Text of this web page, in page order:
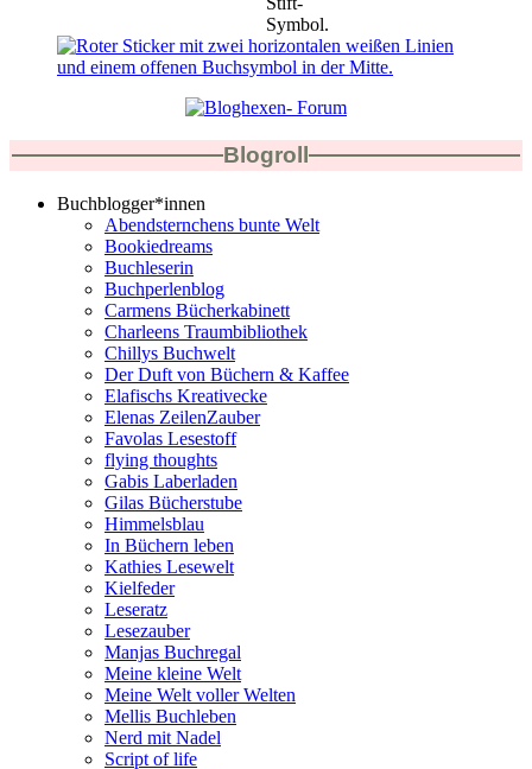
Blogroll
Buchblogger*innen
Abendsternchens bunte Welt
Bookiedreams
Buchleserin
Buchperlenblog
Carmens Bücherkabinett
Charleens Traumbibliothek
Chillys Buchwelt
Der Duft von Büchern & Kaffee
Elafischs Kreativecke
Elenas ZeilenZauber
Favolas Lesestoff
flying thoughts
Gabis Laberladen
Gilas Bücherstube
Himmelsblau
In Büchern leben
Kathies Lesewelt
Kielfeder
Leseratz
Lesezauber
Manjas Buchregal
Meine kleine Welt
Meine Welt voller Welten
Mellis Buchleben
Nerd mit Nadel
Script of life